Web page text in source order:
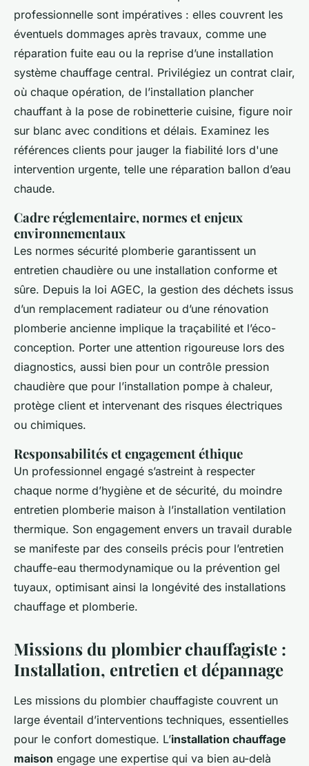
professionnelle sont impératives : elles couvrent les
éventuels dommages après travaux, comme une
réparation fuite eau ou la reprise d’une installation
système chauffage central. Privilégiez un contrat clair,
où chaque opération, de l’installation plancher
chauffant à la pose de robinetterie cuisine, figure noir
sur blanc avec conditions et délais. Examinez les
références clients pour jauger la fiabilité lors d'une
intervention urgente, telle une réparation ballon d’eau
chaude.
Cadre réglementaire, normes et enjeux
environnementaux
Les normes sécurité plomberie garantissent un
entretien chaudière ou une installation conforme et
sûre. Depuis la loi AGEC, la gestion des déchets issus
d’un remplacement radiateur ou d’une rénovation
plomberie ancienne implique la traçabilité et l’éco-
conception. Porter une attention rigoureuse lors des
diagnostics, aussi bien pour un contrôle pression
chaudière que pour l’installation pompe à chaleur,
protège client et intervenant des risques électriques
ou chimiques.
Responsabilités et engagement éthique
Un professionnel engagé s’astreint à respecter
chaque norme d’hygiène et de sécurité, du moindre
entretien plomberie maison à l’installation ventilation
thermique. Son engagement envers un travail durable
se manifeste par des conseils précis pour l’entretien
chauffe-eau thermodynamique ou la prévention gel
tuyaux, optimisant ainsi la longévité des installations
chauffage et plomberie.
Missions du plombier chauffagiste :
Installation, entretien et dépannage
Les missions du plombier chauffagiste couvrent un
large éventail d’interventions techniques, essentielles
pour le confort domestique. L’installation chauffage
maison engage une expertise qui va bien au-delà